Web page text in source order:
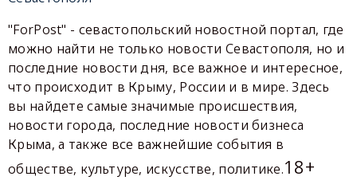
"ForPost" - севастопольский новостной портал, где
можно найти не только новости Севастополя, но и
последние новости дня, все важное и интересное,
что происходит в Крыму, России и в мире. Здесь
вы найдете самые значимые происшествия,
новости города, последние новости бизнеса
Крыма, а также все важнейшие события в
обществе, культуре, искусстве, политике.18+